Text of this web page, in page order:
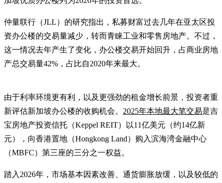
仲量联行（JLL）的研究指出，私募财富过去几年在亚太区投
资办公楼的交易量减少，转而青睐工业和零售房地产。不过，
这一情况去年产生了变化，办公楼交易开始回升，占商业房地
产总交易量42%，占比自2020年来最大。
由于利率环境更有利，以及更强劲的租金增长前景，投资者重
新评估新加坡办公楼的收购机会。 2025年本地最大笔交易是吉
宝房地产投资信托（Keppel REIT）以11亿美元（约14亿新
元），向香港置地（Hongkong Land）购入滨海湾金融中心
（MBFC）第三座的三分之一权益。
踏入2026年，市场基本因素改善、通货膨胀放缓，以及较低的